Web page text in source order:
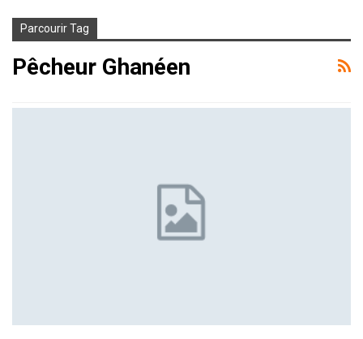
Parcourir Tag
Pêcheur Ghanéen